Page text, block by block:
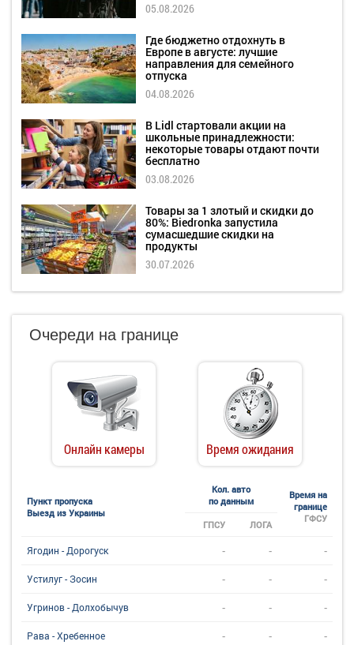
05.08.2026
Где бюджетно отдохнуть в
Европе в августе: лучшие
направления для семейного
отпуска
04.08.2026
В Lidl стартовали акции на
школьные принадлежности:
некоторые товары отдают почти
бесплатно
03.08.2026
Товары за 1 злотый и скидки до
80%: Biedronka запустила
сумасшедшие скидки на
продукты
30.07.2026
Очереди на границе
Онлайн камеры Время ожидания
Пункт пропуска
Выезд из Украины
Кол. авто
по данным
Время на
границе
ГФСУ
ГПСУ ЛОГА
Ягодин - Дорогуск - - -
Устилуг - Зосин - - -
Угринов - Долхобычув - - -
Рава - Хребенное - - -